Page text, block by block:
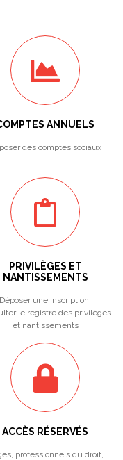
ANNUELS
des comptes sociaux
PRIVILÈGES ET
NANTISSEMENTS
Déposer une inscription.
le registre des privilèges
et nantissements
ACCÈS RÉSERVÉS
professionnels du droit,